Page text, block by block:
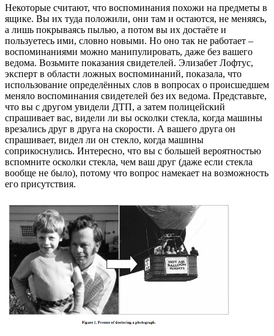
Некоторые считают, что воспоминания похожи на предметы в
ящике. Вы их туда положили, они там и остаются, не меняясь,
а лишь покрываясь пылью, а потом вы их достаёте и
пользуетесь ими, словно новыми. Но оно так не работает –
воспоминаниями можно манипулировать, даже без вашего
ведома. Возьмите показания свидетелей. Элизабет Лофтус,
эксперт в области ложных воспоминаний, показала, что
использование определённых слов в вопросах о происшедшем
меняло воспоминания свидетелей без их ведома. Представьте,
что вы с другом увидели ДТП, а затем полицейский
спрашивает вас, видели ли вы осколки стекла, когда машины
врезались друг в друга на скорости. А вашего друга он
спрашивает, видел ли он стекло, когда машины
соприкоснулись. Интересно, что вы с большей вероятностью
вспомните осколки стекла, чем ваш друг (даже если стекла
вообще не было), потому что вопрос намекает на возможность
его присутствия.